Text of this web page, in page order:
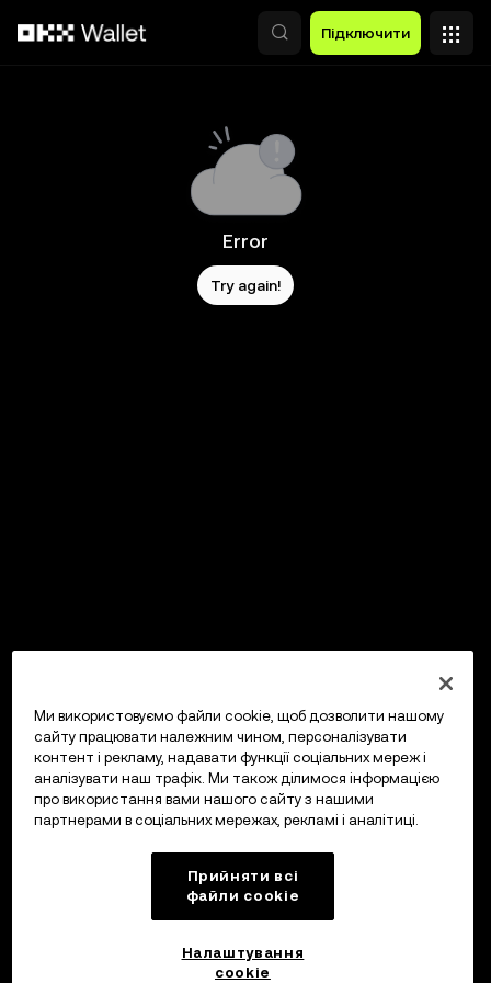
Підключити
Error
Try again!
Ми використовуємо файли cookie, щоб дозволити нашому
сайту працювати належним чином, персоналізувати
контент і рекламу, надавати функції соціальних мереж і
аналізувати наш трафік. Ми також ділимося інформацією
про використання вами нашого сайту з нашими
партнерами в соціальних мережах, рекламі і аналітиці.
Прийняти всі
файли сookie
Налаштування
cookie